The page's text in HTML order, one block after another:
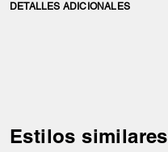
DETALLES ADICIONALES
Estilos similares